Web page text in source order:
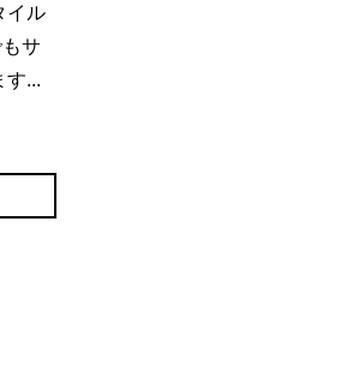
イル
サ
す...